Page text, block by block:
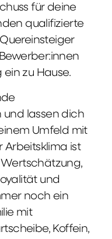
für deine
qualifizierte
zu Hause.
und lassen dich
Umfeld mit
Arbeitsklima ist
und
noch ein
mit
Koffein,